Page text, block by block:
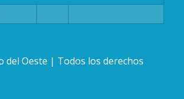
del Oeste | Todos los derechos